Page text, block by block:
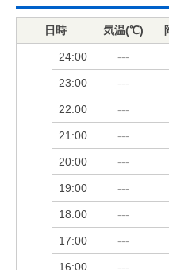
日時 気温(℃)
24:00 ---
23:00 ---
22:00 ---
21:00 ---
20:00 ---
19:00 ---
18:00 ---
17:00 ---
16:00 ---